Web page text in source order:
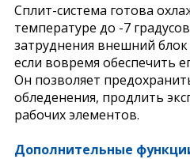
Сплит-система готова
температуре до -7
затруднения внешний
если вовремя обеспечить
Он позволяет
обледенения, продлить
рабочих элементов.
Дополнительные